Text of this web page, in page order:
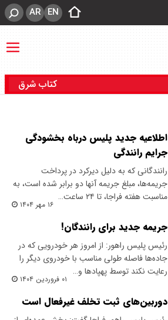
EN
AR
کتاب شرق
اطلاعیه جدید پلیس درباه بخشودگی
جرایم رانندگی
رانندگانی که به دلیل دیرکرد در پرداخت
جریمه‌ها، مبلغ جریمه آنها دو برابر شده است، به
مناسبت هفته فراجا، تا ۲۴ ساعت…
۱۶ مهر ۱۴۰۴
جریمه جدید برای رانندگان!
رئیس پلیس راهور: از امروز هر خودرویی که در
جاده‌ها فاصله طولی مناسب با خودروی دیگر را
رعایت نکند توسط پهپاد‌ها و…
۰۱ فروردین ۱۴۰۴
دوربین‌های ثبت تخلف غیرفعال است